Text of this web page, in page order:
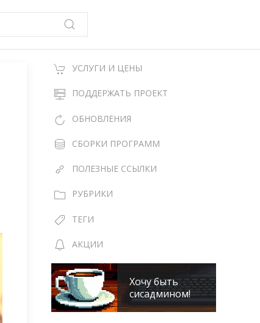
УСЛУГИ И ЦЕНЫ
ПОДДЕРЖАТЬ ПРОЕКТ
ОБНОВЛЕНИЯ
СБОРКИ ПРОГРАММ
ПОЛЕЗНЫЕ ССЫЛКИ
РУБРИКИ
ТЕГИ
АКЦИИ
Хочу быть
сисадмином!